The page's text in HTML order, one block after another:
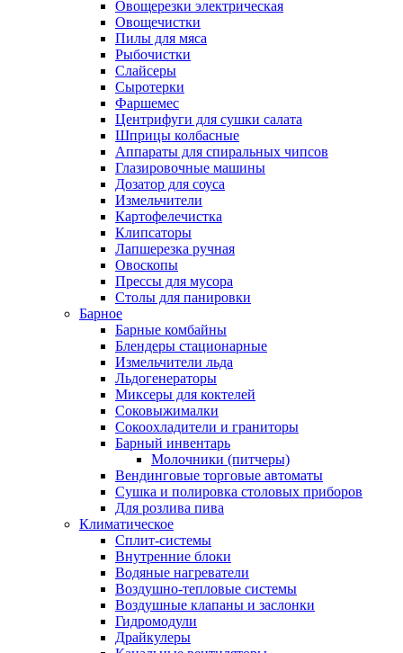
Овощерезки электрическая
Овощечистки
Пилы для мяса
Рыбочистки
Слайсеры
Сыротерки
Фаршемес
Центрифуги для сушки салата
Шприцы колбасные
Аппараты для спиральных чипсов
Глазировочные машины
Дозатор для соуса
Измельчители
Картофелечистка
Клипсаторы
Лапшерезка ручная
Овоскопы
Прессы для мусора
Столы для панировки
Барное
Барные комбайны
Блендеры стационарные
Измельчители льда
Льдогенераторы
Миксеры для коктелей
Соковыжималки
Сокоохладители и граниторы
Барный инвентарь
Молочники (питчеры)
Вендинговые торговые автоматы
Сушка и полировка столовых приборов
Для розлива пива
Климатическое
Сплит-системы
Внутренние блоки
Водяные нагреватели
Воздушно-тепловые системы
Воздушные клапаны и заслонки
Гидромодули
Драйкулеры